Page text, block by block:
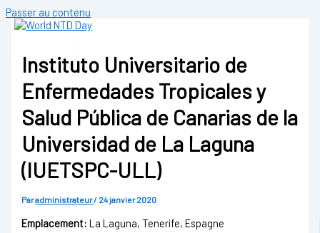
Passer au contenu
Instituto Universitario de
Enfermedades Tropicales y
Salud Pública de Canarias de la
Universidad de La Laguna
(IUETSPC-ULL)
Paradministrateur/ 24 janvier 2020
Emplacement:La Laguna, Tenerife, Espagne